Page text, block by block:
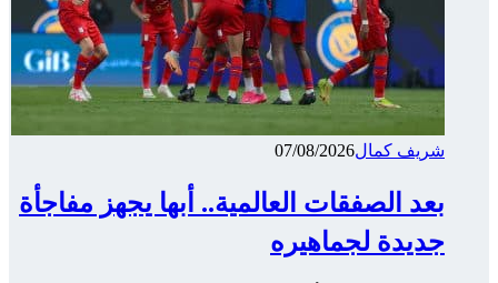
شريف كمال07/08/2026
بعد الصفقات العالمية.. أبها يجهز مفاجأة
جديدة لجماهيره